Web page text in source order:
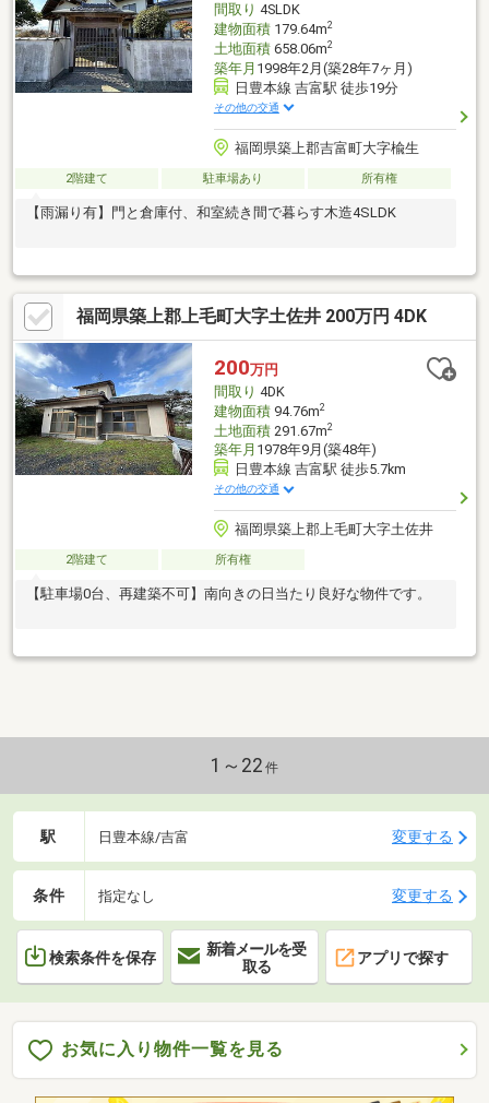
間取り 4SLDK
建物面積179.64m2
土地面積658.06m2
築年月 1998年2月(築28年7ヶ月)
日豊本線 吉富駅 徒歩19分
その他の交通
福岡県築上郡吉富町大字楡生
2階建て 駐車場あり 所有権
【雨漏り有】門と倉庫付、和室続き間で暮らす木造4SLDK
福岡県築上郡上毛町大字土佐井 200万円 4DK
200万円
間取り 4DK
建物面積94.76m2
土地面積291.67m2
築年月 1978年9月(築48年)
日豊本線 吉富駅 徒歩5.7km
その他の交通
福岡県築上郡上毛町大字土佐井
2階建て 所有権
【駐車場0台、再建築不可】南向きの日当たり良好な物件です。
1～22 件
駅 日豊本線/吉富 変更する
条件 指定なし 変更する
検索条件を保存
新着メールを受
取る
アプリで探す
お気に入り物件一覧を見る